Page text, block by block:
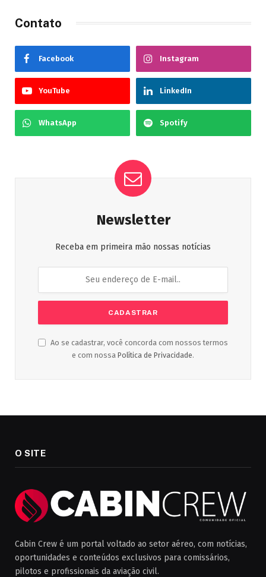
Contato
Facebook Instagram
YouTube LinkedIn
WhatsApp Spotify
Newsletter
Receba em primeira mão nossas notícias
Ao se cadastrar, você concorda com nossos termos
e com nossa Política de Privacidade.
O SITE
Cabin Crew é um portal voltado ao setor aéreo, com notícias,
oportunidades e conteúdos exclusivos para comissários,
pilotos e profissionais da aviação civil.